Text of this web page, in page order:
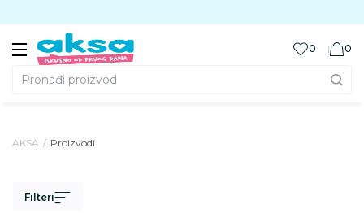
Pronađi proizvod
0 0
AKSA Proizvodi
Filteri